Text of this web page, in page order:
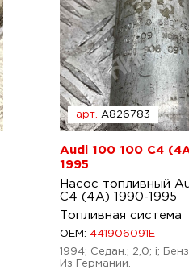
арт. A826783
Audi 100 100 C4
1995
Насос топливный
C4 (4A) 1990-1995
Топливная система
OEM: 441906091E
1994; Седан.; 2,0; i;
Из Германии.